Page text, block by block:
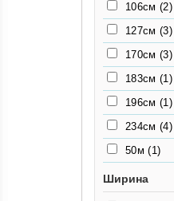
106см (2)
127см (3)
170см (3)
183см (1)
196см (1)
234см (4)
50м(1)
50см
Ширина